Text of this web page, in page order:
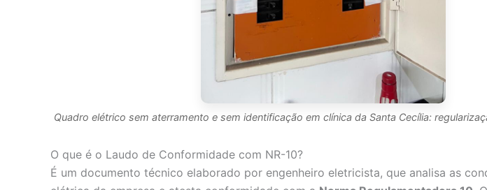
Quadro elétrico sem aterramento e sem identificação em clínica da Santa Cecília:
O que é o Laudo de Conformidade com NR-10?
É um documento técnico elaborado por engenheiro eletricista, que analisa as